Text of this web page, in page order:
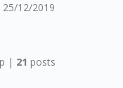
25/12/2019
| 21 posts